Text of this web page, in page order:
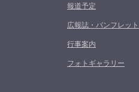
報道予定
広報誌・パンフレット
行事案内
フォトギャラリー